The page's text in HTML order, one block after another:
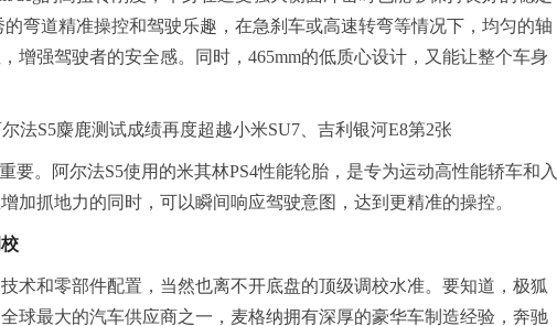
弯道精准操控和驾驶乐趣，在急刹车或高速转弯等情况下，均匀的轴
增强驾驶者的安全感。同时，465mm的低质心设计，又能让整个车身
要。阿尔法S5使用的米其林PS4性能轮胎，是专为运动高性能轿车和入
加抓地力的同时，可以瞬间响应驾驶意图，达到更精准的操控。
术和零部件配置，当然也离不开底盘的顶级调校水准。要知道，极狐
球最大的汽车供应商之一，麦格纳拥有深厚的豪华车制造经验，奔驰